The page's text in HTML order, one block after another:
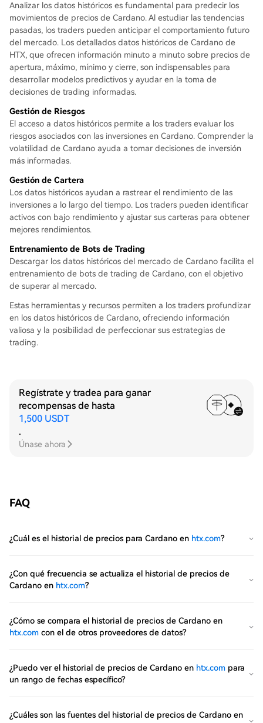
Analizar los datos históricos es fundamental para predecir los
movimientos de precios de Cardano. Al estudiar las tendencias
pasadas, los traders pueden anticipar el comportamiento futuro
del mercado. Los detallados datos históricos de Cardano de
HTX, que ofrecen información minuto a minuto sobre precios de
apertura, máximo, mínimo y cierre, son indispensables para
desarrollar modelos predictivos y ayudar en la toma de
decisiones de trading informadas.
Gestión de Riesgos
El acceso a datos históricos permite a los traders evaluar los
riesgos asociados con las inversiones en Cardano. Comprender la
volatilidad de Cardano ayuda a tomar decisiones de inversión
más informadas.
Gestión de Cartera
Los datos históricos ayudan a rastrear el rendimiento de las
inversiones a lo largo del tiempo. Los traders pueden identificar
activos con bajo rendimiento y ajustar sus carteras para obtener
mejores rendimientos.
Entrenamiento de Bots de Trading
Descargar los datos históricos del mercado de Cardano facilita el
entrenamiento de bots de trading de Cardano, con el objetivo
de superar al mercado.
Estas herramientas y recursos permiten a los traders profundizar
en los datos históricos de Cardano, ofreciendo información
valiosa y la posibilidad de perfeccionar sus estrategias de
trading.
Regístrate y tradea para ganar
recompensas de hasta
1,500 USDT
.
Únase ahora
FAQ
¿Cuál es el historial de precios para Cardano en htx.com?
¿Con qué frecuencia se actualiza el historial de precios de
Cardano en htx.com?
¿Cómo se compara el historial de precios de Cardano en
htx.com con el de otros proveedores de datos?
¿Puedo ver el historial de precios de Cardano en htx.com para
un rango de fechas específico?
¿Cuáles son las fuentes del historial de precios de Cardano en